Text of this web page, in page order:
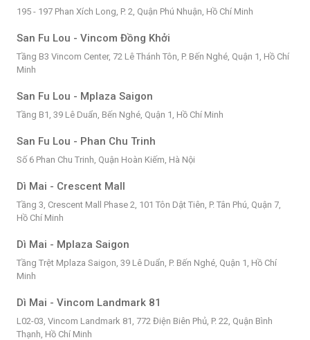
195 - 197 Phan Xích Long, P. 2, Quận Phú Nhuận, Hồ Chí Minh
San Fu Lou - Vincom Đồng Khởi
Tầng B3 Vincom Center, 72 Lê Thánh Tôn, P. Bến Nghé, Quận 1, Hồ Chí
Minh
San Fu Lou - Mplaza Saigon
Tầng B1, 39 Lê Duẩn, Bến Nghé, Quận 1, Hồ Chí Minh
San Fu Lou - Phan Chu Trinh
Số 6 Phan Chu Trinh, Quận Hoàn Kiếm, Hà Nội
Dì Mai - Crescent Mall
Tầng 3, Crescent Mall Phase 2, 101 Tôn Dật Tiên, P. Tân Phú, Quận 7,
Hồ Chí Minh
Dì Mai - Mplaza Saigon
Tầng Trệt Mplaza Saigon, 39 Lê Duẩn, P. Bến Nghé, Quận 1, Hồ Chí
Minh
Dì Mai - Vincom Landmark 81
L02-03, Vincom Landmark 81, 772 Điện Biên Phủ, P. 22, Quận Bình
Thạnh, Hồ Chí Minh